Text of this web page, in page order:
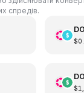
спредів.